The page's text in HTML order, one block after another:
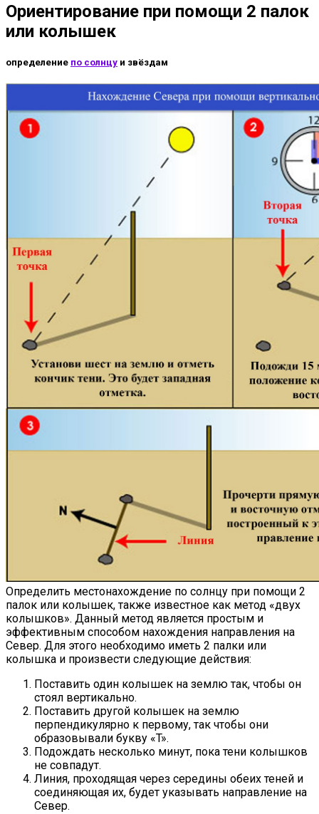
Ориентирование при помощи 2 палок
или колышек
определение по солнцу и звёздам
Определить местонахождение по солнцу при помощи 2
палок или колышек, также известное как метод «двух
колышков». Данный метод является простым и
эффективным способом нахождения направления на
Север. Для этого необходимо иметь 2 палки или
колышка и произвести следующие действия:
Поставить один колышек на землю так, чтобы он
стоял вертикально.
Поставить другой колышек на землю
перпендикулярно к первому, так чтобы они
образовывали букву «T».
Подождать несколько минут, пока тени колышков
не совпадут.
Линия, проходящая через середины обеих теней и
соединяющая их, будет указывать направление на
Север.